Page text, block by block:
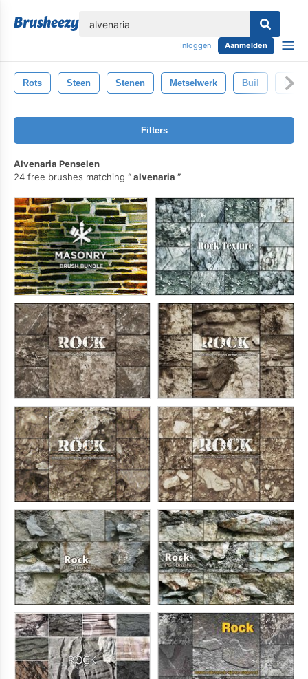
Inloggen Aanmelden
Rots Steen Stenen Metselwerk Buil
Filters
Alvenaria Penselen
24 free brushes matching
alvenaria